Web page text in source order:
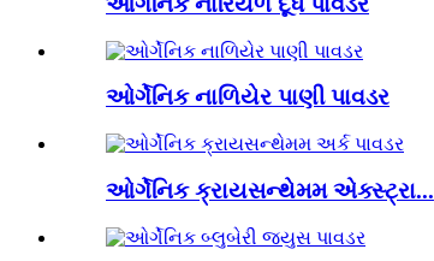
ઓર્ગેનિક નાળિયેર પાણી પાવડર
ઓર્ગેનિક ક્રાયસન્થેમમ એક્સ્ટ્રા...